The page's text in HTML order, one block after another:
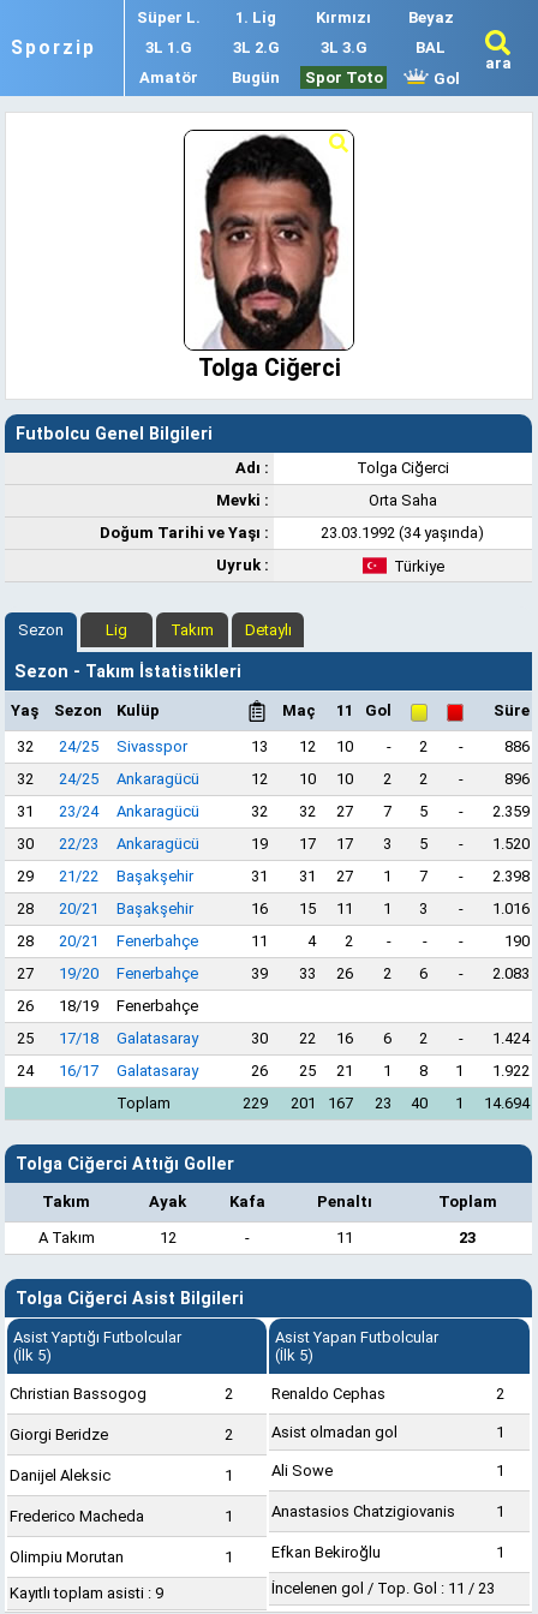
Sporzip
Süper L. 1. Lig Kırmızı
Beyaz
3L 1.G
3L 2.G 3L 3.G
BAL
Amatör
Bugün Spor Toto Gol
ara
Tolga Ciğerci
Futbolcu Genel Bilgileri
Adı :
Tolga Ciğerci
Mevki :
Orta Saha
Doğum Tarihi ve Yaşı :
23.03.1992 (34 yaşında)
Uyruk :
Türkiye
Sezon Lig Takım Detaylı
Sezon - Takım İstatistikleri
Yaş Sezon Kulüp Maç 11 Gol
Süre
32
24/25 Sivasspor 13 12 10 - 2 -
886
32
24/25 Ankaragücü 12 10 10 2 2 -
896
31
23/24 Ankaragücü 32 32 27 7 5 -
2.359
30
22/23 Ankaragücü 19 17 17 3 5 -
1.520
29
21/22 Başakşehir 31 31 27 1 7 -
2.398
28
20/21 Başakşehir 16 15 11 1 3 -
1.016
28
20/21 Fenerbahçe 11 4 2 - - -
190
27
19/20 Fenerbahçe 39 33 26 2 6 -
2.083
26
18/19
Fenerbahçe
25
17/18 Galatasaray 30 22 16 6 2 -
1.424
24
16/17 Galatasaray 26 25 21 1 8 1
1.922
Toplam
229 201 167 23 40 1 14.694
Tolga Ciğerci Attığı Goller
Takım Ayak Kafa Penaltı
Toplam
A Takım
12 - 11 23
Tolga Ciğerci Asist Bilgileri
Asist Yaptığı Futbolcular
(İlk 5)
Christian Bassogog 2
Giorgi Beridze 2
Danijel Aleksic 1
Frederico Macheda 1
Olimpiu Morutan
1
Kayıtlı toplam asisti : 9
Asist Yapan Futbolcular
(İlk 5)
Renaldo Cephas 2
Asist olmadan gol 1
Ali Sowe 1
Anastasios Chatzigiovanis 1
Efkan Bekiroğlu
1
İncelenen gol / Top. Gol : 11 / 23